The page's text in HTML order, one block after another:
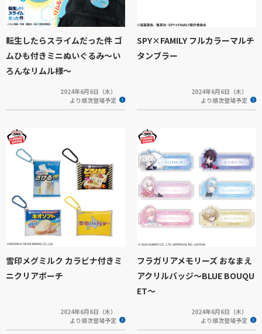
転生したらスライムだった件 ゴ
ムひも付きミニぬいぐるみ～い
ろんなリムル様～
2024年6月6日（木）
より順次登場予定
SPY×FAMILY フルカラーマルチ
タンブラー
2024年6月6日（木）
より順次登場予定
雪印メグミルク カラビナ付きミ
ニクリアポーチ
2024年6月6日（木）
より順次登場予定
フラガリアメモリーズ おなまえ
アクリルバッジ～BLUE BOUQU
ET～
2024年6月6日（木）
より順次登場予定